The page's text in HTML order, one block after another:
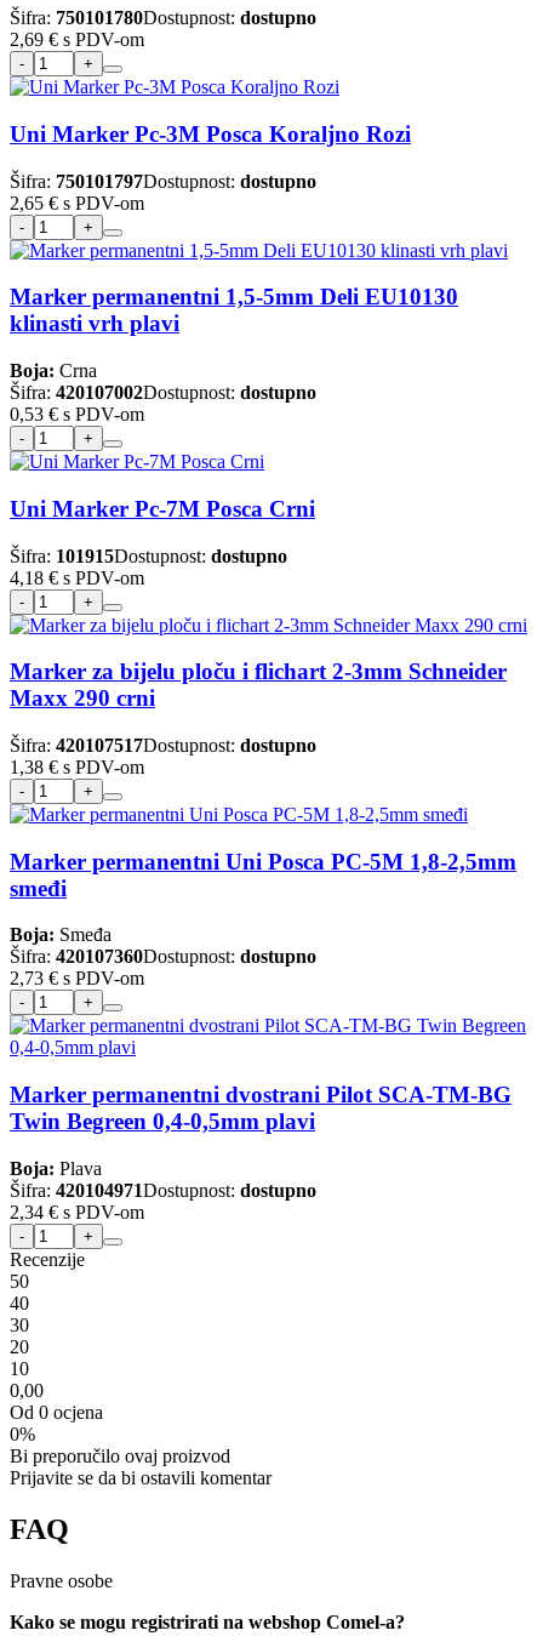
Šifra: 750101780Dostupnost: dostupno
2,69 € s PDV-om
Uni Marker Pc-3M Posca Koraljno Rozi
Šifra: 750101797Dostupnost: dostupno
2,65 € s PDV-om
Marker permanentni 1,5-5mm Deli EU10130
klinasti vrh plavi
Boja: Crna
Šifra: 420107002Dostupnost: dostupno
0,53 € s PDV-om
Uni Marker Pc-7M Posca Crni
Šifra: 101915Dostupnost: dostupno
4,18 € s PDV-om
Marker za bijelu ploču i flichart 2-3mm Schneider
Maxx 290 crni
Šifra: 420107517Dostupnost: dostupno
1,38 € s PDV-om
Marker permanentni Uni Posca PC-5M 1,8-2,5mm
smeđi
Boja: Smeđa
Šifra: 420107360Dostupnost: dostupno
2,73 € s PDV-om
Marker permanentni dvostrani Pilot SCA-TM-BG
Twin Begreen 0,4-0,5mm plavi
Boja: Plava
Šifra: 420104971Dostupnost: dostupno
2,34 € s PDV-om
Recenzije
50
40
30
20
10
0,00
Od 0 ocjena
0%
Bi preporučilo ovaj proizvod
Prijavite se da bi ostavili komentar
FAQ
Pravne osobe
Kako se mogu registrirati na webshop Comel-a?